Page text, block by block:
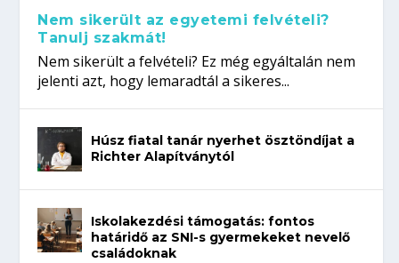
Nem sikerült az egyetemi felvételi?
Tanulj szakmát!
Nem sikerült a felvételi? Ez még egyáltalán nem
jelenti azt, hogy lemaradtál a sikeres...
Húsz fiatal tanár nyerhet ösztöndíjat a
Richter Alapítványtól
Iskolakezdési támogatás: fontos
határidő az SNI-s gyermekeket nevelő
családoknak